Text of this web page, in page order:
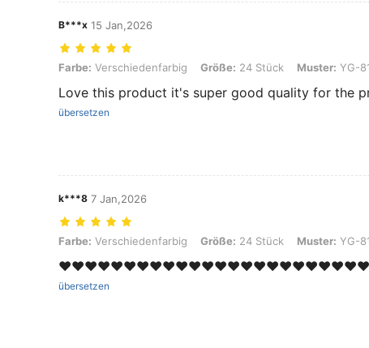
B***x 15 Jan,2026
Farbe: Verschiedenfarbig, Größe: 24 Stück, Muster: YG-81036-1
Farbe: Verschiedenfarbig Größe: 24 Stück Muster: YG-
Love this product it's super good quality for the
übersetzen
k***8 7 Jan,2026
Farbe: Verschiedenfarbig, Größe: 24 Stück, Muster: YG-81036-1
Farbe: Verschiedenfarbig Größe: 24 Stück Muster: YG-
übersetzen